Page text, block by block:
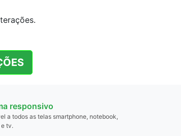
responsivo
a todos as telas smartphone, notebook,
tv.